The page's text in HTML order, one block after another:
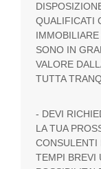
QUALIFICATI
SONO IN
VALORE
TUTTA
- DEVI
LA TUA
CONSULENTI
TEMPI BREVI